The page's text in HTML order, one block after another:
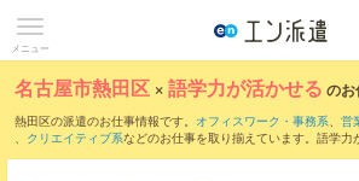
メニュー
名古屋市熱田区 ×語学力が活かせる の
熱田区の派遣のお仕事情報です。 オフィスワーク・事務系、 営
、 クリエイティブ系などのお仕事を取り揃えています。語学力